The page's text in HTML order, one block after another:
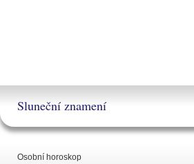
Sluneční znamení
Osobní horoskop